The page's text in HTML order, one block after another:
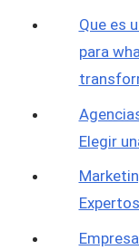
Que es
para
Elegir